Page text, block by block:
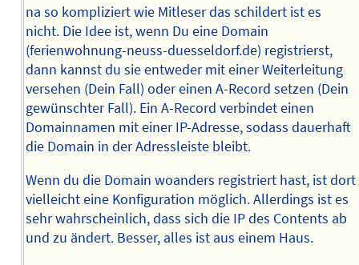
na so kompliziert wie Mitleser das schildert ist es
nicht. Die Idee ist, wenn Du eine Domain
(ferienwohnung-neuss-duesseldorf.de) registrierst,
dann kannst du sie entweder mit einer Weiterleitung
versehen (Dein Fall) oder einen A-Record setzen (Dein
gewünschter Fall). Ein A-Record verbindet einen
Domainnamen mit einer IP-Adresse, sodass dauerhaft
die Domain in der Adressleiste bleibt.
Wenn du die Domain woanders registriert hast, ist dort
vielleicht eine Konfiguration möglich. Allerdings ist es
sehr wahrscheinlich, dass sich die IP des Contents ab
und zu ändert. Besser, alles ist aus einem Haus.